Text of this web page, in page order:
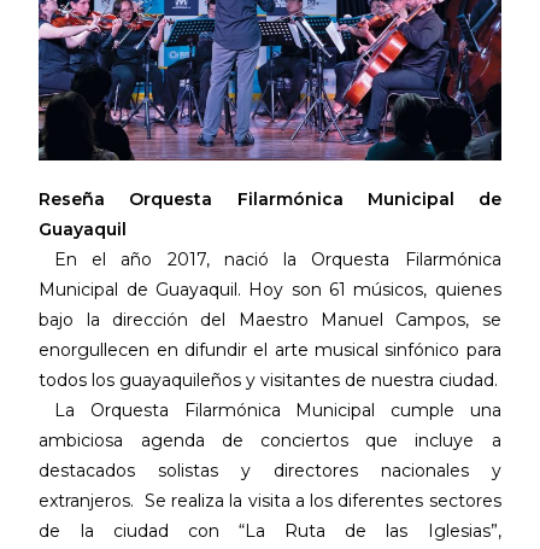
Reseña Orquesta Filarmónica Municipal de
Guayaquil
En el año 2017, nació la Orquesta Filarmónica
Municipal de Guayaquil. Hoy son 61 músicos, quienes
bajo la dirección del Maestro Manuel Campos, se
enorgullecen en difundir el arte musical sinfónico para
todos los guayaquileños y visitantes de nuestra ciudad.
La Orquesta Filarmónica Municipal cumple una
ambiciosa agenda de conciertos que incluye a
destacados solistas y directores nacionales y
extranjeros. Se realiza la visita a los diferentes sectores
de la ciudad con “La Ruta de las Iglesias”,